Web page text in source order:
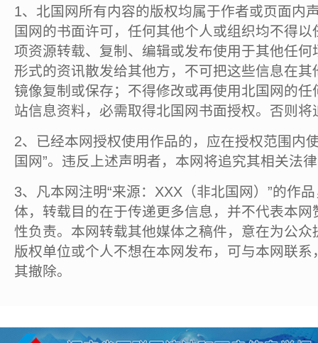
1、北国网所有内容的版权均属于作者或页面内
国网的书面许可，任何其他个人或组织均不得
项资源转载、复制、编辑或发布使用于其他任
形式的资讯散发给其他方，不可把这些信息在
镜像复制或保存；不得修改或再使用北国网的
站信息资料，必需取得北国网书面授权。否则将
2、已经本网授权使用作品的，应在授权范围内
国网”。违反上述声明者，本网将追究其相关法
3、凡本网注明“来源：XXX（非北国网）”的作
体，转载目的在于传递更多信息，并不代表本
性负责。本网转载其他媒体之稿件，意在为公
版权单位或个人不想在本网发布，可与本网联
其撤除。